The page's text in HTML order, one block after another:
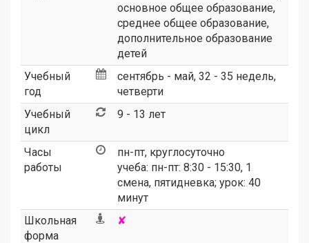
основное общее образование,
среднее общее образование,
дополнительное образование
детей
Учебный
год
сентябрь - май, 32 - 35 недель,
четверти
Учебный
цикл
9 - 13 лет
Часы
работы
пн-пт, круглосуточно
учеба: пн-пт: 8:30 - 15:30, 1
смена, пятидневка; урок: 40
минут
Школьная
форма
✘